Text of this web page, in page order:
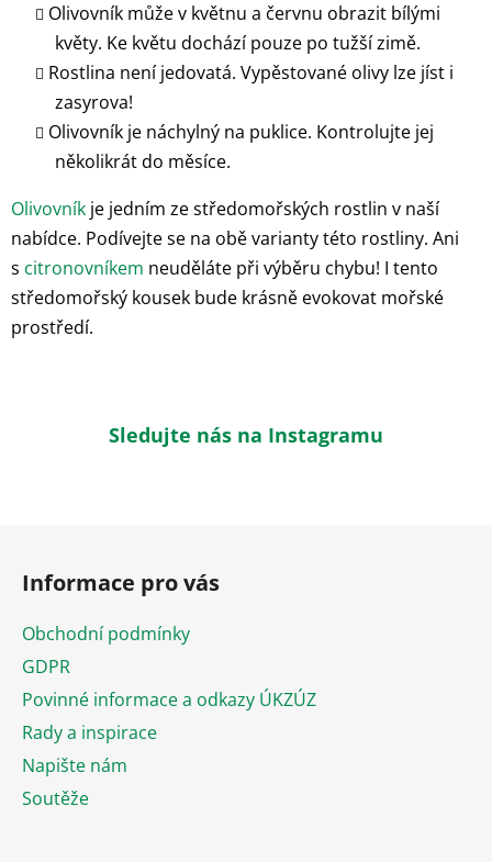
Olivovník může v květnu a červnu obrazit bílými
květy. Ke květu dochází pouze po tužší zimě.
Rostlina není jedovatá. Vypěstované olivy lze jíst i
zasyrova!
Olivovník je náchylný na puklice. Kontrolujte jej
několikrát do měsíce.
Olivovník je jedním ze středomořských rostlin v naší
nabídce. Podívejte se na obě varianty této rostliny. Ani
s citronovníkem neuděláte při výběru chybu! I tento
středomořský kousek bude krásně evokovat mořské
prostředí.
Sledujte nás na Instagramu
Informace pro vás
Obchodní podmínky
GDPR
Povinné informace a odkazy ÚKZÚZ
Rady a inspirace
Napište nám
Soutěže